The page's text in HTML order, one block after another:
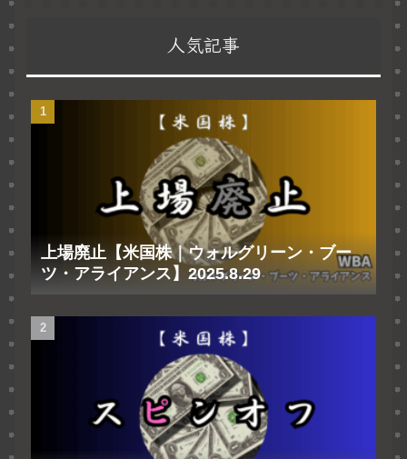
人気記事
上場廃止【米国株｜ウォルグリーン・ブー
ツ・アライアンス】2025.8.29